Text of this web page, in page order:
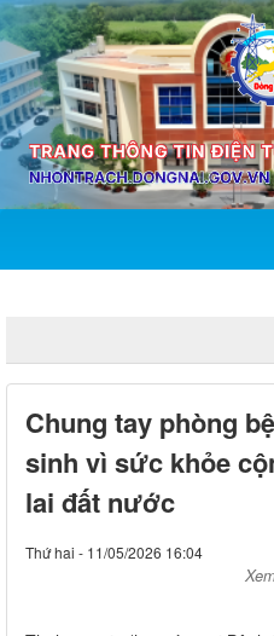
Chung tay phòng
sinh vì sức khỏe
lai đất nước
Thứ hai - 11/05/2026 16:04